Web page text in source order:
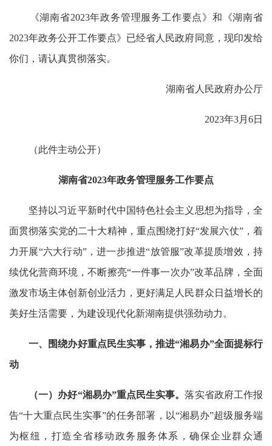
《湖南省2023年政务管理服务工作要点》和《湖南省
2023年政务公开工作要点》已经省人民政府同意，现印发给
你们，请认真贯彻落实。
湖南省人民政府办公厅
2023年3月6日
（此件主动公开）
湖南省2023年政务管理服务工作要点
坚持以习近平新时代中国特色社会主义思想为指导，全
面贯彻落实党的二十大精神，重点围绕打好“发展六仗”，着
力开展“六大行动”，进一步推进“放管服”改革提质增效，持
续优化营商环境，不断擦亮“一件事一次办”改革品牌，全面
激发市场主体创新创业活力，更好满足人民群众日益增长的
美好生活需要，为建设现代化新湖南提供强劲动力。
一、围绕办好重点民生实事，推进“湘易办”全面提标行
动
（一）办好“湘易办”重点民生实事。落实省政府工作报
告“十大重点民生实事”的任务部署，以“湘易办”超级服务端
为枢纽，打造全省移动政务服务体系，确保企业群众通